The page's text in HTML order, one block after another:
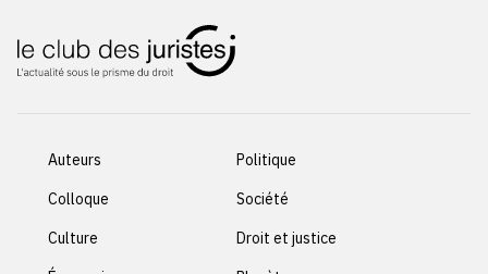
Auteurs
Colloque
Culture
Politique
Société
Droit et justice